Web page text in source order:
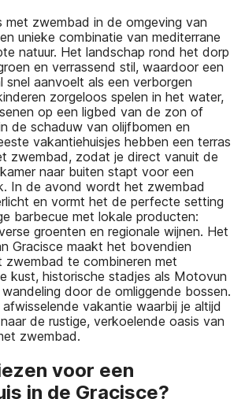
met zwembad in de omgeving van
unieke combinatie van mediterrane
natuur. Het landschap rond het dorp
en verrassend stil, waardoor een
snel aanvoelt als een verborgen
zorgeloos spelen in het water,
op een ligbed van de zon of
de schaduw van olijfbomen en
vakantiehuisjes hebben een terras
zwembad, zodat je direct vanuit de
naar buiten stapt voor een
In de avond wordt het zwembad
en vormt het de perfecte setting
barbecue met lokale producten:
groenten en regionale wijnen. Het
Gracisce maakt het bovendien
zwembad te combineren met
kust, historische stadjes als Motovun
door de omliggende bossen.
vakantie waarbij je altijd
de rustige, verkoelende oasis van
zwembad.
voor een
in de Gracisce?